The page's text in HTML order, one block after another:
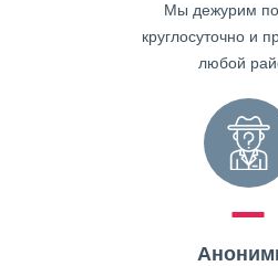
Мы дежурим по
круглосуточно и
любой